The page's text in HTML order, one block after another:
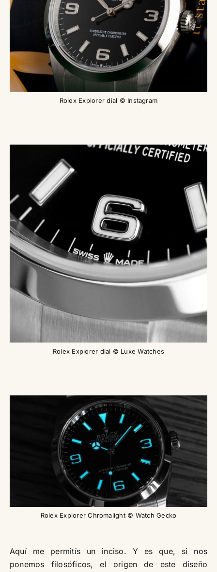
Rolex Explorer dial © Instagram
Rolex Explorer dial © Luxe Watches
Rolex Explorer Chromalight © Watch Gecko
Aquí me permitís un inciso. Y es que, si nos
ponemos filosóficos, el origen de este diseño